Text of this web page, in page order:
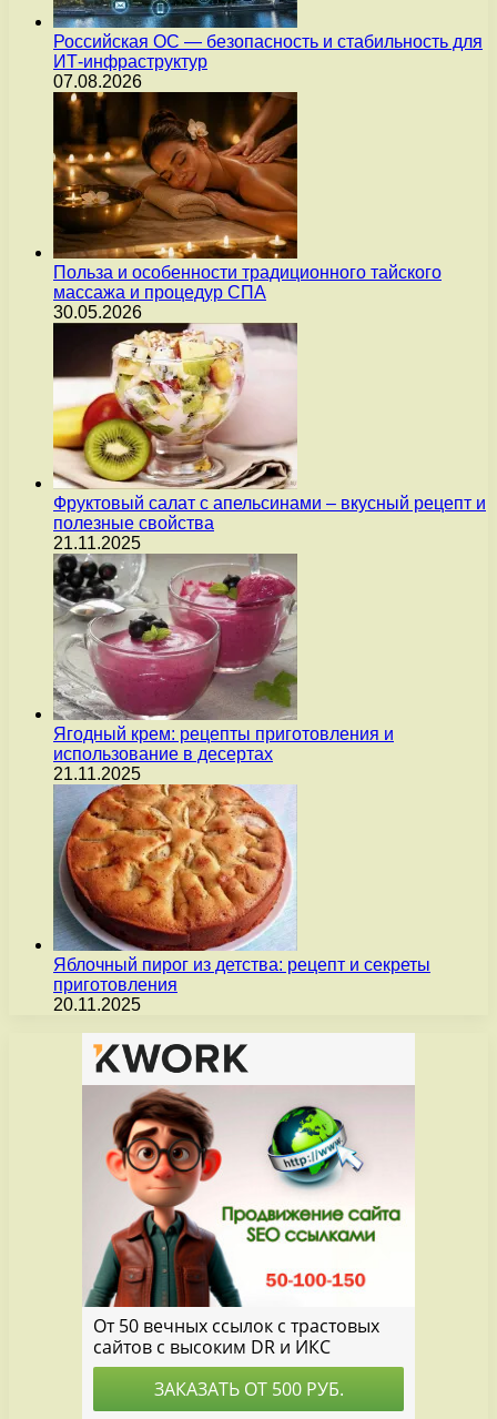
Российская ОС — безопасность и стабильность для
ИТ-инфраструктур
07.08.2026
Польза и особенности традиционного тайского
массажа и процедур СПА
30.05.2026
Фруктовый салат с апельсинами – вкусный рецепт и
полезные свойства
21.11.2025
Ягодный крем: рецепты приготовления и
использование в десертах
21.11.2025
Яблочный пирог из детства: рецепт и секреты
приготовления
20.11.2025